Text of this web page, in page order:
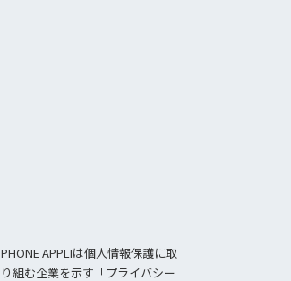
PHONE APPLIは個人情報保護に取
り組む企業を示す「プライバシー